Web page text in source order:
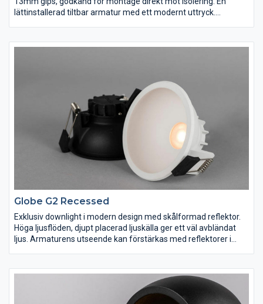
lättinstallerad tiltbar armatur med ett modernt uttryck.
montage både inne och ute. Fasdimringsbart drivdon, 3-polig
Globe G2 Recessed
Exklusiv downlight i modern design med skålformad reflektor.
Höga ljusflöden, djupt placerad ljuskälla ger ett väl avbländat
ljus. Armaturens utseende kan förstärkas med reflektorer i
restaurangmiljö. Komplett med fasdimringsbart drivdon, 3-polig
snabbplint för vidarekoppling samt dragavlastning för kabel
eller flexslang 16mm. Dimbar med de vanligaste dimrarna på